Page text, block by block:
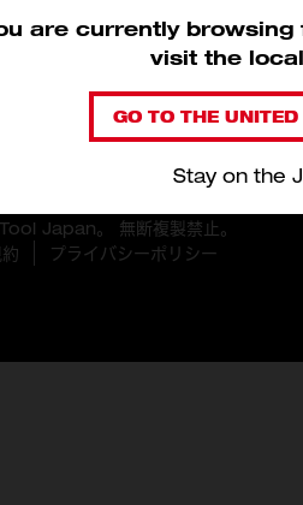
are currently
visit the
GO TO THE
Stay on the
Japan。 無断複製禁止。
プライバシーポリシー